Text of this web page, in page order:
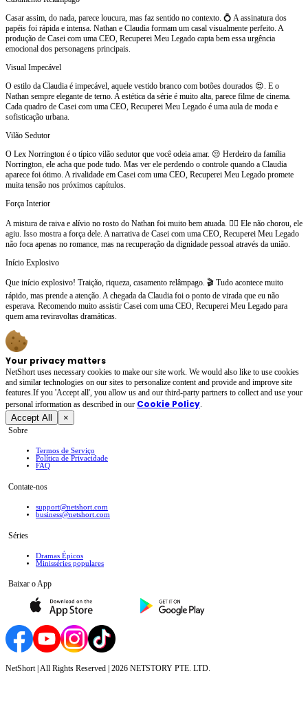
Casar assim, do nada, parece loucura, mas faz sentido no contexto. 💍 A assinatura dos
papéis foi rápida e intensa. Nathan e Claudia formam um casal visualmente perfeito. A
produção de Casei com uma CEO, Recuperei Meu Legado capta bem essa urgência
emocional dos personagens principais.
Visual Impecável
O estilo da Claudia é impecável, aquele vestido branco com botões dourados 😍. E o
Nathan sempre elegante de terno. A estética da série é muito alta, parece filme de cinema.
Cada quadro de Casei com uma CEO, Recuperei Meu Legado é uma aula de moda e
sofisticação urbana.
Vilão Sedutor
O Lex Norrington é o típico vilão sedutor que você odeia amar. 😒 Herdeiro da família
Norrington, ele acha que pode tudo. Mas ver ele perdendo o controle quando a Claudia
aparece foi ótimo. A rivalidade em Casei com uma CEO, Recuperei Meu Legado promete
muita tensão nos próximos capítulos.
Força Interior
A mistura de raiva e alívio no rosto do Nathan foi muito bem atuada. 😮‍💨 Ele não chorou, ele
agiu. Isso mostra a força dele. A narrativa de Casei com uma CEO, Recuperei Meu Legado
não foca apenas no romance, mas na recuperação da dignidade pessoal através da união.
Início Explosivo
Que início explosivo! Traição, riqueza, casamento relâmpago. 🎬 Tudo acontece muito
rápido, mas prende a atenção. A chegada da Claudia foi o ponto de virada que eu não
esperava. Recomendo muito assistir Casei com uma CEO, Recuperei Meu Legado para
quem ama reviravoltas dramáticas.
Your privacy matters
NetShort uses necessary cookies to make our site work. We would also like to use cookies
and similar technologies on our sites to personalize content and provide and improve site
features.If you 'Accept all', you allow us and our third-party partners to collect and use your
personal irformation as described in our Cookie Policy.
Accept All ×
Sobre
Termos de Serviço
Política de Privacidade
FAQ
Contate-nos
support@netshort.com
business@netshort.com
Séries
Dramas Épicos
Minisséries populares
Baixar o App
NetShort | All Rights Reserved | 2026 NETSTORY PTE. LTD.